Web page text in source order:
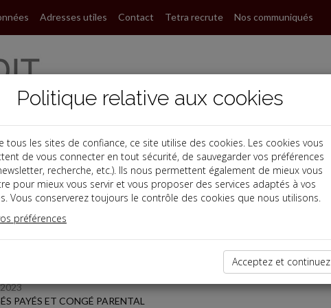
Adresses utiles Contact Tetra recrute Nos communiqués
dernières dépêches
PAYÉS ET CONGÉ PARENTAL
Politique relative aux cookies
tous les sites de confiance, ce site utilise des cookies. Les cookies vous
de vous connecter en tout sécurité, de sauvegarder vos préférences
recherche, etc.). Ils nous permettent également de mieux vous
pour mieux vous servir et vous proposer des services adaptés à vos
Vous conserverez toujours le contrôle des cookies que nous utilisons.
préférences
Acceptez et continuez